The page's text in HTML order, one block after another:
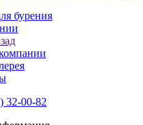
бурения
32-00-82